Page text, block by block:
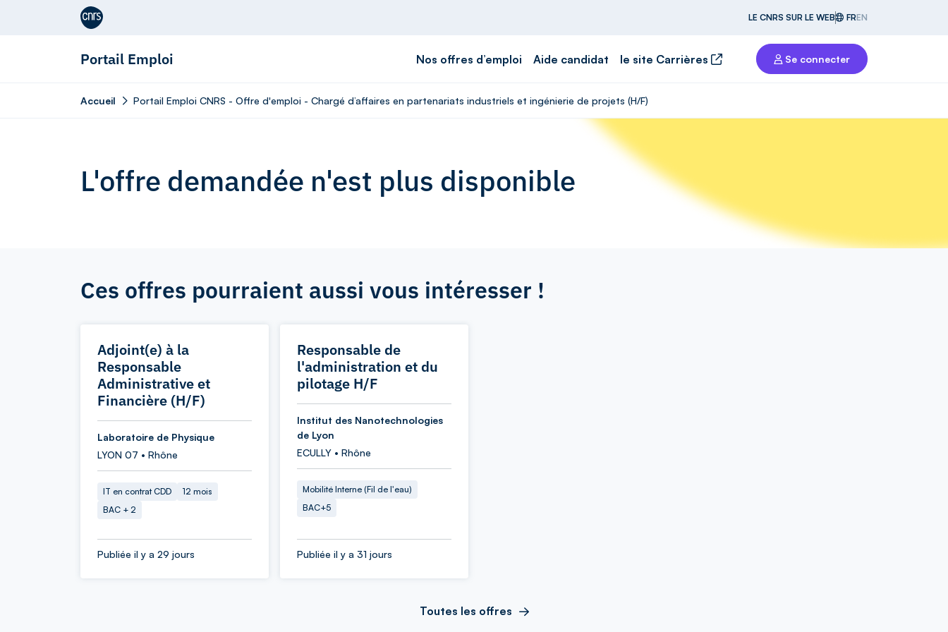
Aller au contenu
LE CNRS SUR LE WEB FREN
Portail Emploi Nos offres d’emploi Aide candidat le site Carrières Se connecter
Accueil Portail Emploi CNRS - Offre d'emploi - Chargé d’affaires en partenariats industriels et ingénierie de projets (H/F)
L'offre demandée n'est plus disponible
Ces offres pourraient aussi vous intéresser !
Adjoint(e) à la
Responsable
Administrative et
Financière (H/F)
Laboratoire de Physique
LYON 07 • Rhône
IT en contrat CDD
12 mois
BAC + 2
Publiée il y a 29 jours
Responsable de
l'administration et du
pilotage H/F
Institut des Nanotechnologies
de Lyon
ECULLY • Rhône
Mobilité Interne (Fil de l'eau)
BAC+5
Publiée il y a 31 jours
Toutes les offres